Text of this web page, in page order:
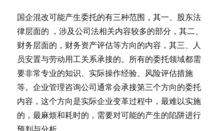
国企混改可能产生委托的有三种范围，其一、股东法
律层面的 ，涉及公司法相关内容较多的部分，其二、
财务层面的，财务资产评估等方向的内容，其三、人
员安置与劳动用工关系承接的。所有的委托领域都需
要非常专业的知识、实际操作经验、风险评估措施
等。企业管理咨询公司通常会承接第三个方向的委托
内容，这个方向是实际企业变革过程中，最难以实施
的，最麻烦和耗时的，需要对可能的产生的陷阱进行
预判与分析。